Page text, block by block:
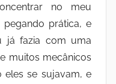
no meu
prática, e
já fazia com uma
muitos mecânicos
eles se sujavam, e